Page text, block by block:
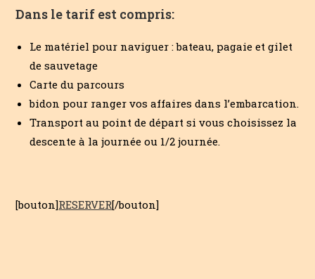
Dans le tarif est compris:
Le matériel pour naviguer : bateau, pagaie et gilet
de sauvetage
Carte du parcours
bidon pour ranger vos affaires dans l’embarcation.
Transport au point de départ si vous choisissez la
descente à la journée ou 1/2 journée.
[bouton]RESERVER[/bouton]